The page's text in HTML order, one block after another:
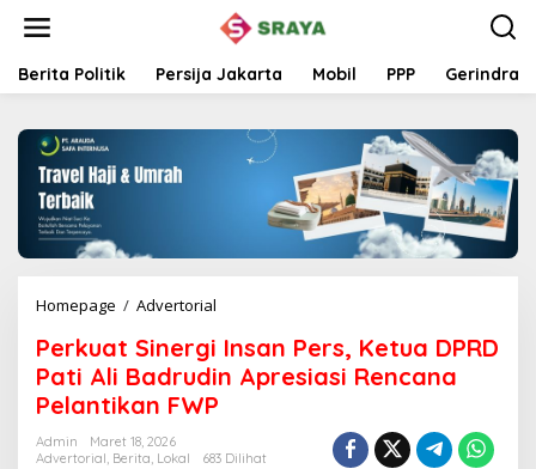
t
Berita Politik Persija Jakarta Mobil PPP Gerindra
Homepage / Advertorial
k
u
a
S
Perkuat Sinergi Insan Pers, Ketua DPRD
Pati Ali Badrudin Apresiasi Rencana
Pelantikan FWP
Admin
Maret 18, 2026
Advertorial Berita Lokal 683 Dilihat